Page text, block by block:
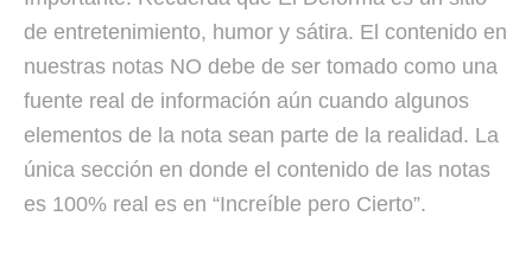
de entretenimiento, humor y sátira. El contenido en
nuestras notas NO debe de ser tomado como una
fuente real de información aún cuando algunos
elementos de la nota sean parte de la realidad. La
única sección en donde el contenido de las notas
es 100% real es en “Increíble pero Cierto”.